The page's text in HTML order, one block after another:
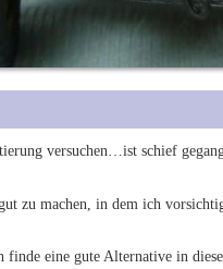
versuchen…ist schief
zu machen, in dem ich
finde eine gute Alternative in